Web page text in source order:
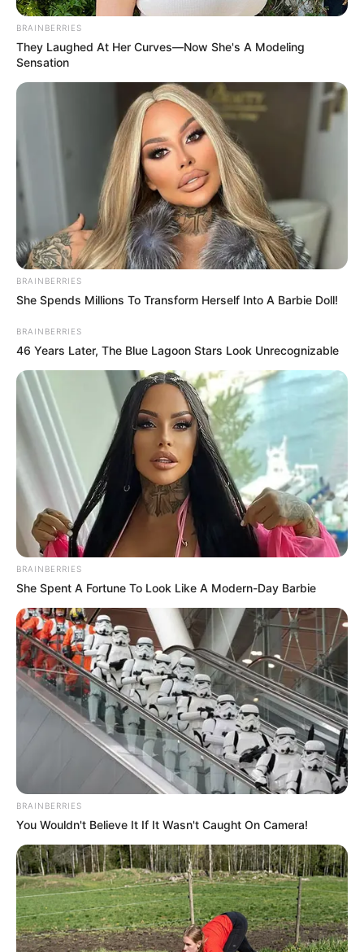
BRAINBERRIES
They Laughed At Her Curves—Now She's A Modeling
Sensation
BRAINBERRIES
She Spends Millions To Transform Herself Into A Barbie Doll!
BRAINBERRIES
46 Years Later, The Blue Lagoon Stars Look Unrecognizable
BRAINBERRIES
She Spent A Fortune To Look Like A Modern-Day Barbie
BRAINBERRIES
You Wouldn't Believe It If It Wasn't Caught On Camera!